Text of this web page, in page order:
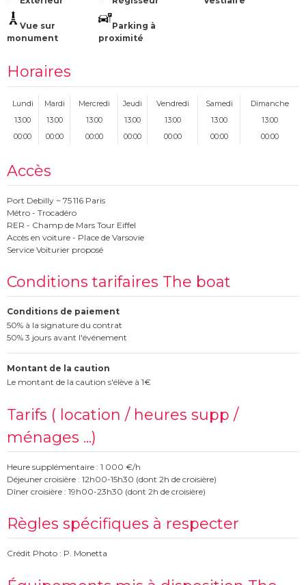
Vue sur
monument
Parking à
proximité
Horaires
Lundi Mardi Mercredi Jeudi Vendredi Samedi
Dimanche
13:00
13:00 13:00 13:00 13:00 13:00
13:00
00:00
00:00 00:00 00:00 00:00 00:00 00:00
Accès
Port Debilly ~ 75 116 Paris
Métro - Trocadéro
RER - Champ de Mars Tour Eiffel
Accès en voiture - Place de Varsovie
Service Voiturier proposé
Conditions tarifaires The boat
Conditions de paiement
50% à la signature du contrat
50% 3 jours avant l'événement
Montant de la caution
Le montant de la caution s'élève à 1€
Tarifs ( location / heures supp /
ménages ...)
Heure supplémentaire : 1 000 €/h
Déjeuner croisière : 12h00-15h30 (dont 2h de croisière)
Dîner croisière : 19h00-23h30 (dont 2h de croisière)
Règles spécifiques à respecter
Crédit Photo : P. Monetta